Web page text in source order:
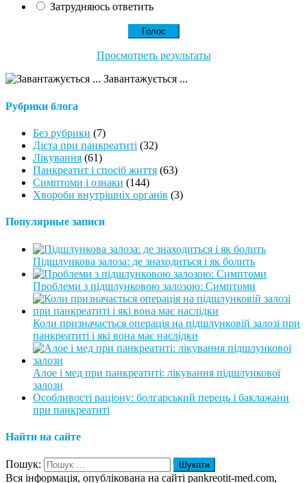
Затрудняюсь ответить
Просмотреть результаты
Завантажується ...
Рубрики блога
Без рубрики (7)
Дієта при панкреатиті (32)
Лікування (61)
Панкреатит і спосіб життя (63)
Симптоми і ознаки (144)
Хвороби внутрішніх органів (3)
Популярные записи
Підшлункова залоза: де знаходиться і як болить
Проблеми з підшлунковою залозою: Симптоми
Коли призначається операція на підшлунковій залозі при
панкреатиті і які вона має наслідки
Алое і мед при панкреатиті: лікування підшлункової
залози
Особливості раціону: болгарський перець і баклажани
при панкреатиті
Найти на сайте
Пошук:
Вся інформація, опублікована на сайті pankreotit-med.com,